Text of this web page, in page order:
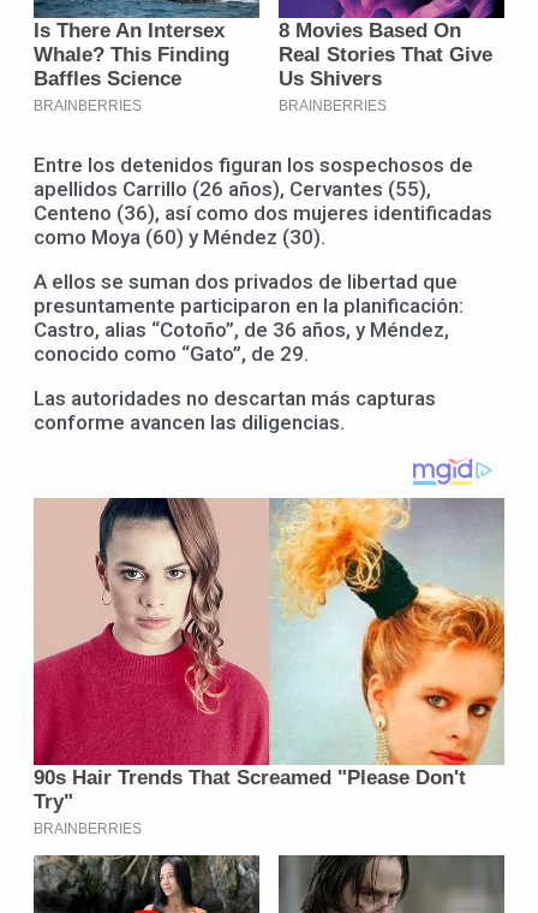
Entre los detenidos figuran los sospechosos de
apellidos Carrillo (26 años), Cervantes (55),
Centeno (36), así como dos mujeres identificadas
como Moya (60) y Méndez (30).
A ellos se suman dos privados de libertad que
presuntamente participaron en la planificación:
Castro, alias “Cotoño”, de 36 años, y Méndez,
conocido como “Gato”, de 29.
Las autoridades no descartan más capturas
conforme avancen las diligencias.